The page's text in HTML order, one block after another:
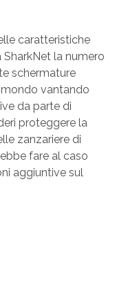
caratteristiche
la numero
schermature
vantando
da parte di
proteggere la
zanzariere di
fare al caso
aggiuntive sul